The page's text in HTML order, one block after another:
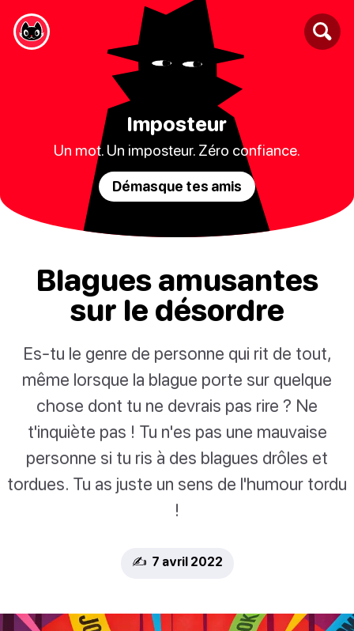
Imposteur
Un mot. Un imposteur. Zéro confiance.
Démasque tes amis
Blagues amusantes
sur le désordre
Es-tu le genre de personne qui rit de tout,
même lorsque la blague porte sur quelque
chose dont tu ne devrais pas rire ? Ne
t'inquiète pas ! Tu n'es pas une mauvaise
personne si tu ris à des blagues drôles et
tordues. Tu as juste un sens de l'humour tordu
!
✍️ 7 avril 2022